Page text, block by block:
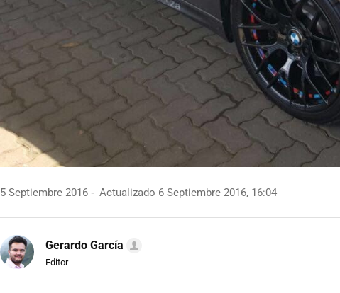
5 Septiembre 2016 Actualizado 6 Septiembre 2016, 16:04
Gerardo García
Editor